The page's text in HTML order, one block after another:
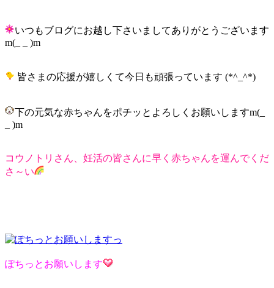
いつもブログにお越し下さいましてありがとうございます
m(_ _ )m
皆さまの応援が嬉しくて今日も頑張っています (*^_^*)
下の元気な赤ちゃんをポチッとよろしくお願いしますm(_
_ )m
コウノトリさん、妊活の皆さんに早く赤ちゃんを運んでくだ
さ～い
ぽちっとお願いします